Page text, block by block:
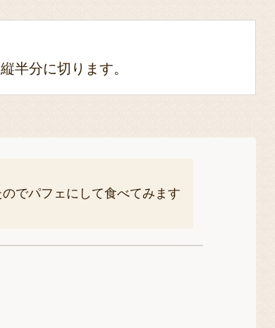
半分に切ります。
でパフェにして食べてみます